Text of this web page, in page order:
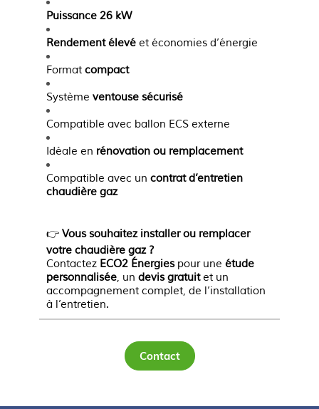
Puissance 26 kW
Rendement élevé et économies d’énergie
Format compact
Système ventouse sécurisé
Compatible avec ballon ECS externe
Idéale en rénovation ou remplacement
Compatible avec un contrat d’entretien
chaudière gaz
👉 Vous souhaitez installer ou remplacer
votre chaudière gaz ?
Contactez ECO2 Énergiespour une étude
personnalisée, un devis gratuitet un
accompagnement complet, de l’installation
à l’entretien.
Contact